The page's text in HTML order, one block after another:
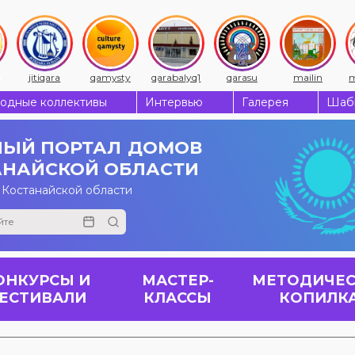
jitiqara qamysty qarabalyq1 qarasu mailin
коллективы Интервью Галерея
ПОРТАЛ ДОМОВ
ОБЛАСТИ
области
И
МАСТЕР-
КЛАССЫ